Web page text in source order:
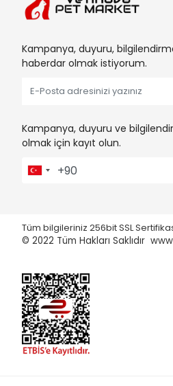
Kampanya, duyuru,
haberdar olmak istiyorum.
Kampanya, duyuru ve
olmak için kayıt olun.
Tüm bilgileriniz 256bit SSL
© 2022 Tüm Hakları Saklıdır